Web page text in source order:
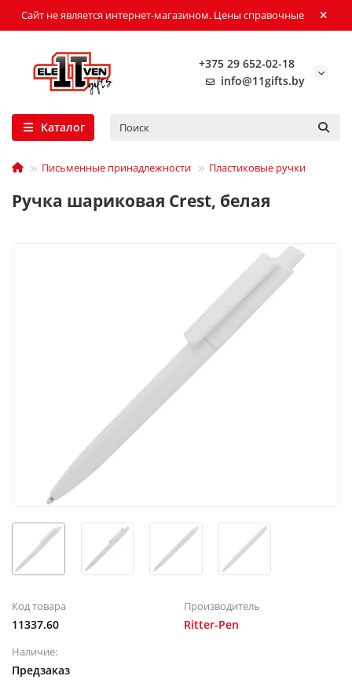
Сайт не является интернет-магазином. Цены справочные
+375 29 652-02-18
info@11gifts.by
Каталог
Письменные принадлежности Пластиковые ручки
Ручка шариковая Crest, белая
Код товара
11337.60
Производитель
Ritter-Pen
Наличие:
Предзаказ